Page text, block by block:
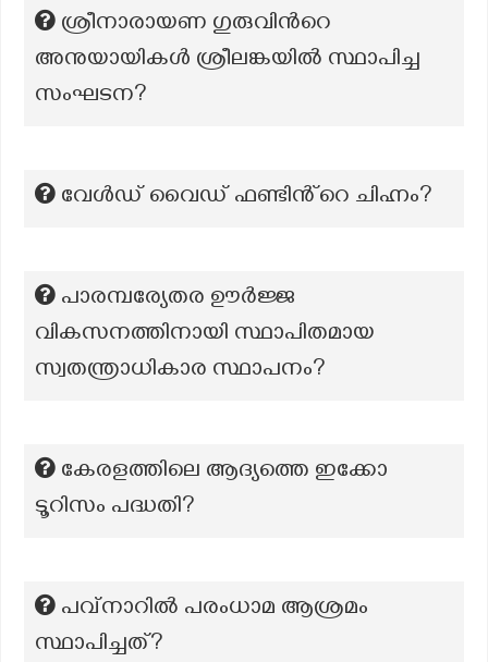
ശ്രീനാരായണ ഗുരുവിന്‍റെ
അനുയായികൾ ശ്രീലങ്കയിൽ സ്ഥാപിച്ച
സംഘടന?
വേൾഡ് വൈഡ് ഫണ്ടിൻ്റെ ചിഹ്നം?
പാരമ്പര്യേതര ഊർജ്ജ
വികസനത്തിനായി സ്ഥാപിതമായ
സ്വതന്ത്രാധികാര സ്ഥാപനം?
കേരളത്തിലെ ആദ്യത്തെ ഇക്കോ
ടൂറിസം പദ്ധതി?
പവ്നാറിൽ പരംധാമ ആശ്രമം
സ്ഥാപിച്ചത്?